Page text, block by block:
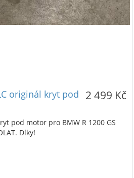
2 499 Kč
originál kryt pod
pod motor pro BMW R 1200 GS
Díky!